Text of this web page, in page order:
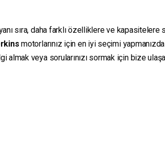
sıra, daha farklı özelliklere ve kapasitelere
motorlarınız için en iyi seçimi
almak veya sorularınızı sormak için bize